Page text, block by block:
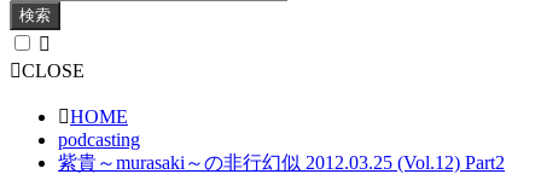
検索
CLOSE
HOME
podcasting
紫貴～murasaki～の非行幻似 2012.03.25 (Vol.12) Part2